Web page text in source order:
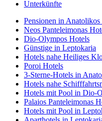
Unterkünfte
Pensionen in
Neos Panteleimonas
Dio-Olympos Hotels
Günstige in Leptokaria
Hotels nahe Heiliges
Poroi Hotels
3-Sterne-Hotels in
Hotels nahe
Hotels mit Pool in Dio-
Palaios Panteleimonas
Hotels mit Pool in